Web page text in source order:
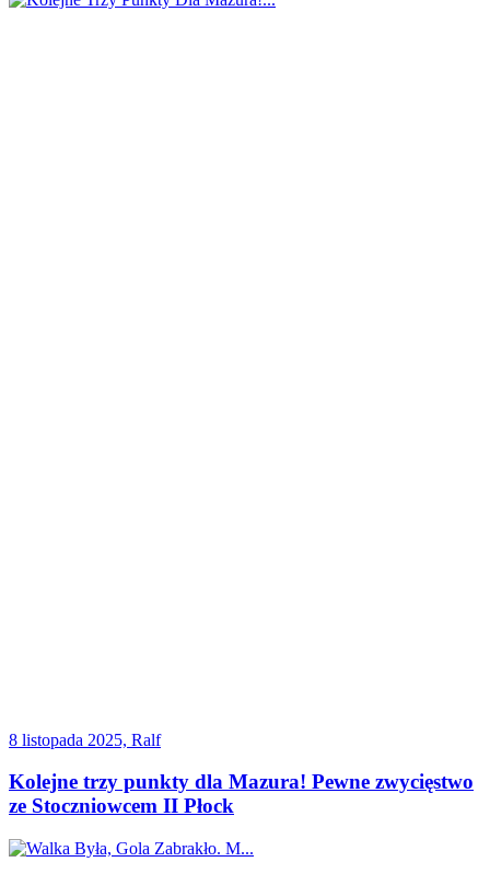
8 listopada 2025, Ralf
Kolejne trzy punkty dla Mazura! Pewne zwycięstwo
ze Stoczniowcem II Płock